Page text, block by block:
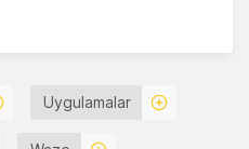
Uygulamalar